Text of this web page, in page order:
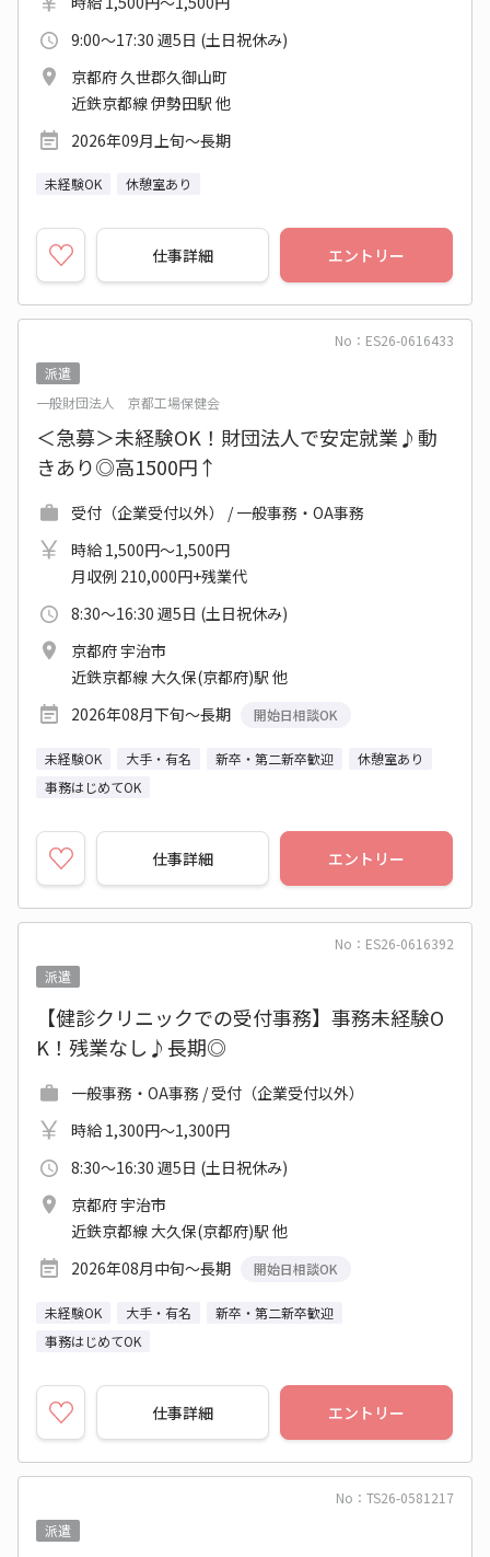
9:00～17:30 週5日 (土日祝休み)
京都府 久世郡久御山町
近鉄京都線 伊勢田駅 他
2026年09月上旬～長期
未経験OK 休憩室あり
仕事詳細 エントリー
No：ES26-0616433
派遣
一般財団法人 京都工場保健会
＜急募＞未経験OK！財団法人で安定就業♪動
きあり◎高1500円↑
受付（企業受付以外） / 一般事務・OA事務
時給 1,500円～1,500円
月収例 210,000円+残業代
8:30～16:30 週5日 (土日祝休み)
京都府 宇治市
近鉄京都線 大久保(京都府)駅 他
2026年08月下旬～長期
開始日相談OK
未経験OK 大手・有名 新卒・第二新卒歓迎
休憩室あり
事務はじめてOK
仕事詳細 エントリー
No：ES26-0616392
派遣
【健診クリニックでの受付事務】事務未経験O
K！残業なし♪長期◎
一般事務・OA事務 / 受付（企業受付以外）
時給 1,300円～1,300円
8:30～16:30 週5日 (土日祝休み)
京都府 宇治市
近鉄京都線 大久保(京都府)駅 他
2026年08月中旬～長期
開始日相談OK
未経験OK 大手・有名
新卒・第二新卒歓迎
事務はじめてOK
仕事詳細 エントリー
No：TS26-0581217
派遣